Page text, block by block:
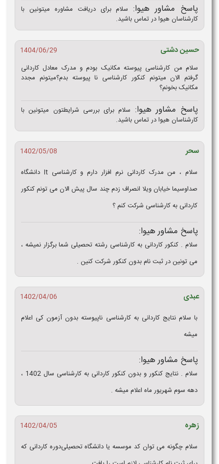
پاسخ مشاور هیوا: سلام برای دریافت مشاوره میتونین با
کارشناسان هیوا در تماس باشید.
حسین دشتی
1404/06/29
سلام من کارشناسی پیوسته مکانیک بودم و مدرک معادل کاردانی
گرفتم الان میتونم کنکور کارشناسی نا پیوسته بدم؟میتونم مجدد
مکانیک بخونم؟
پاسخ مشاور هیوا: سلام برای بررسی شرایطتون میتونین با
کارشناسان هیوا در تماس باشید.
سحر
1402/05/08
سلام ، من مدرک کاردانی نرم افزار دارم و کارشناسی It دانشگاه
صداوسیما خیابان ویلا انصراف زدم چند سال پیش الان می تونم کنکور
کاردانی به کارشناسی شرکت کنم ؟
پاسخ مشاور هیوا:
سلام . کنکور کاردانی به کارشناسی رشته تحصیلی شما برگزار نمیشه ،
می تونین در ثبت نام بدون کنکور شرکت کنین .
عبدی
1402/04/06
با سلام نتایج کاردانی به کارشناسی ناپیوسته بدون آزمون کی اعلام
میشه
پاسخ مشاور هیوا:
سلام . نتایج کنکور و بدون کنکور کاردانی به کارشناسی سال 1402 ،
دهه سوم شهریور ماه اعلام میشه .
زهره
1402/04/05
سلام چگونه می توان کد موسسه یا دانشگاه تحصیلی‌دوره کاردانی که